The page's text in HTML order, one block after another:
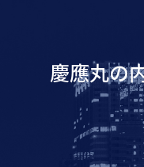
慶應丸の